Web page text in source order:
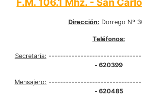
F.M. 106.1 Mhz. - San
Dirección: Dorrego Nº
Teléfonos:
Secretaría:
- 620399
Mensajero:
- 620485